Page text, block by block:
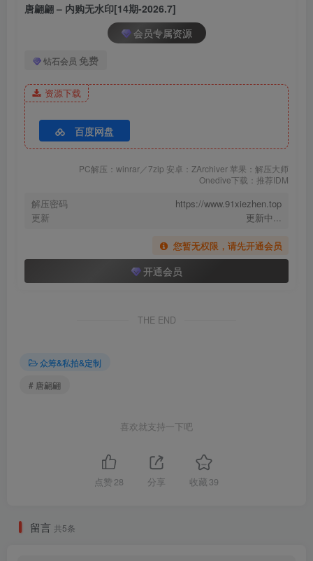
008.唐翩翩 – 内购无水印 JK装[86P-355.7M]
[4.26]
[4.21]
006.唐翩翩 – 内购无水印 白色缕空蕾丝 [77P-907MB]
005.唐翩翩 – 内购无水印 户外帐篷[80P-1.37G]
[2.13]
唐翩翩 – 内购无水印[14期-2026.7]
会员专属资源
钻石会员 免费
资源下载
百度网盘
PC解压：winrar／7zip 安卓：ZArchiver 苹果：解压大师
Onedive下载：推荐IDM
解压密码
https://www.91xiezhen.top
更新
更新中...
您暂无权限，请先开通会员
开通会员
THE END
众筹&私拍&定制
# 唐翩翩
喜欢就支持一下吧
点赞 28 分享 收藏 39
留言 共5条